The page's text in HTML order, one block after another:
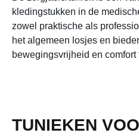
kledingstukken in de
zowel praktische als
het algemeen losjes en
bewegingsvrijheid en
TUNIEKEN